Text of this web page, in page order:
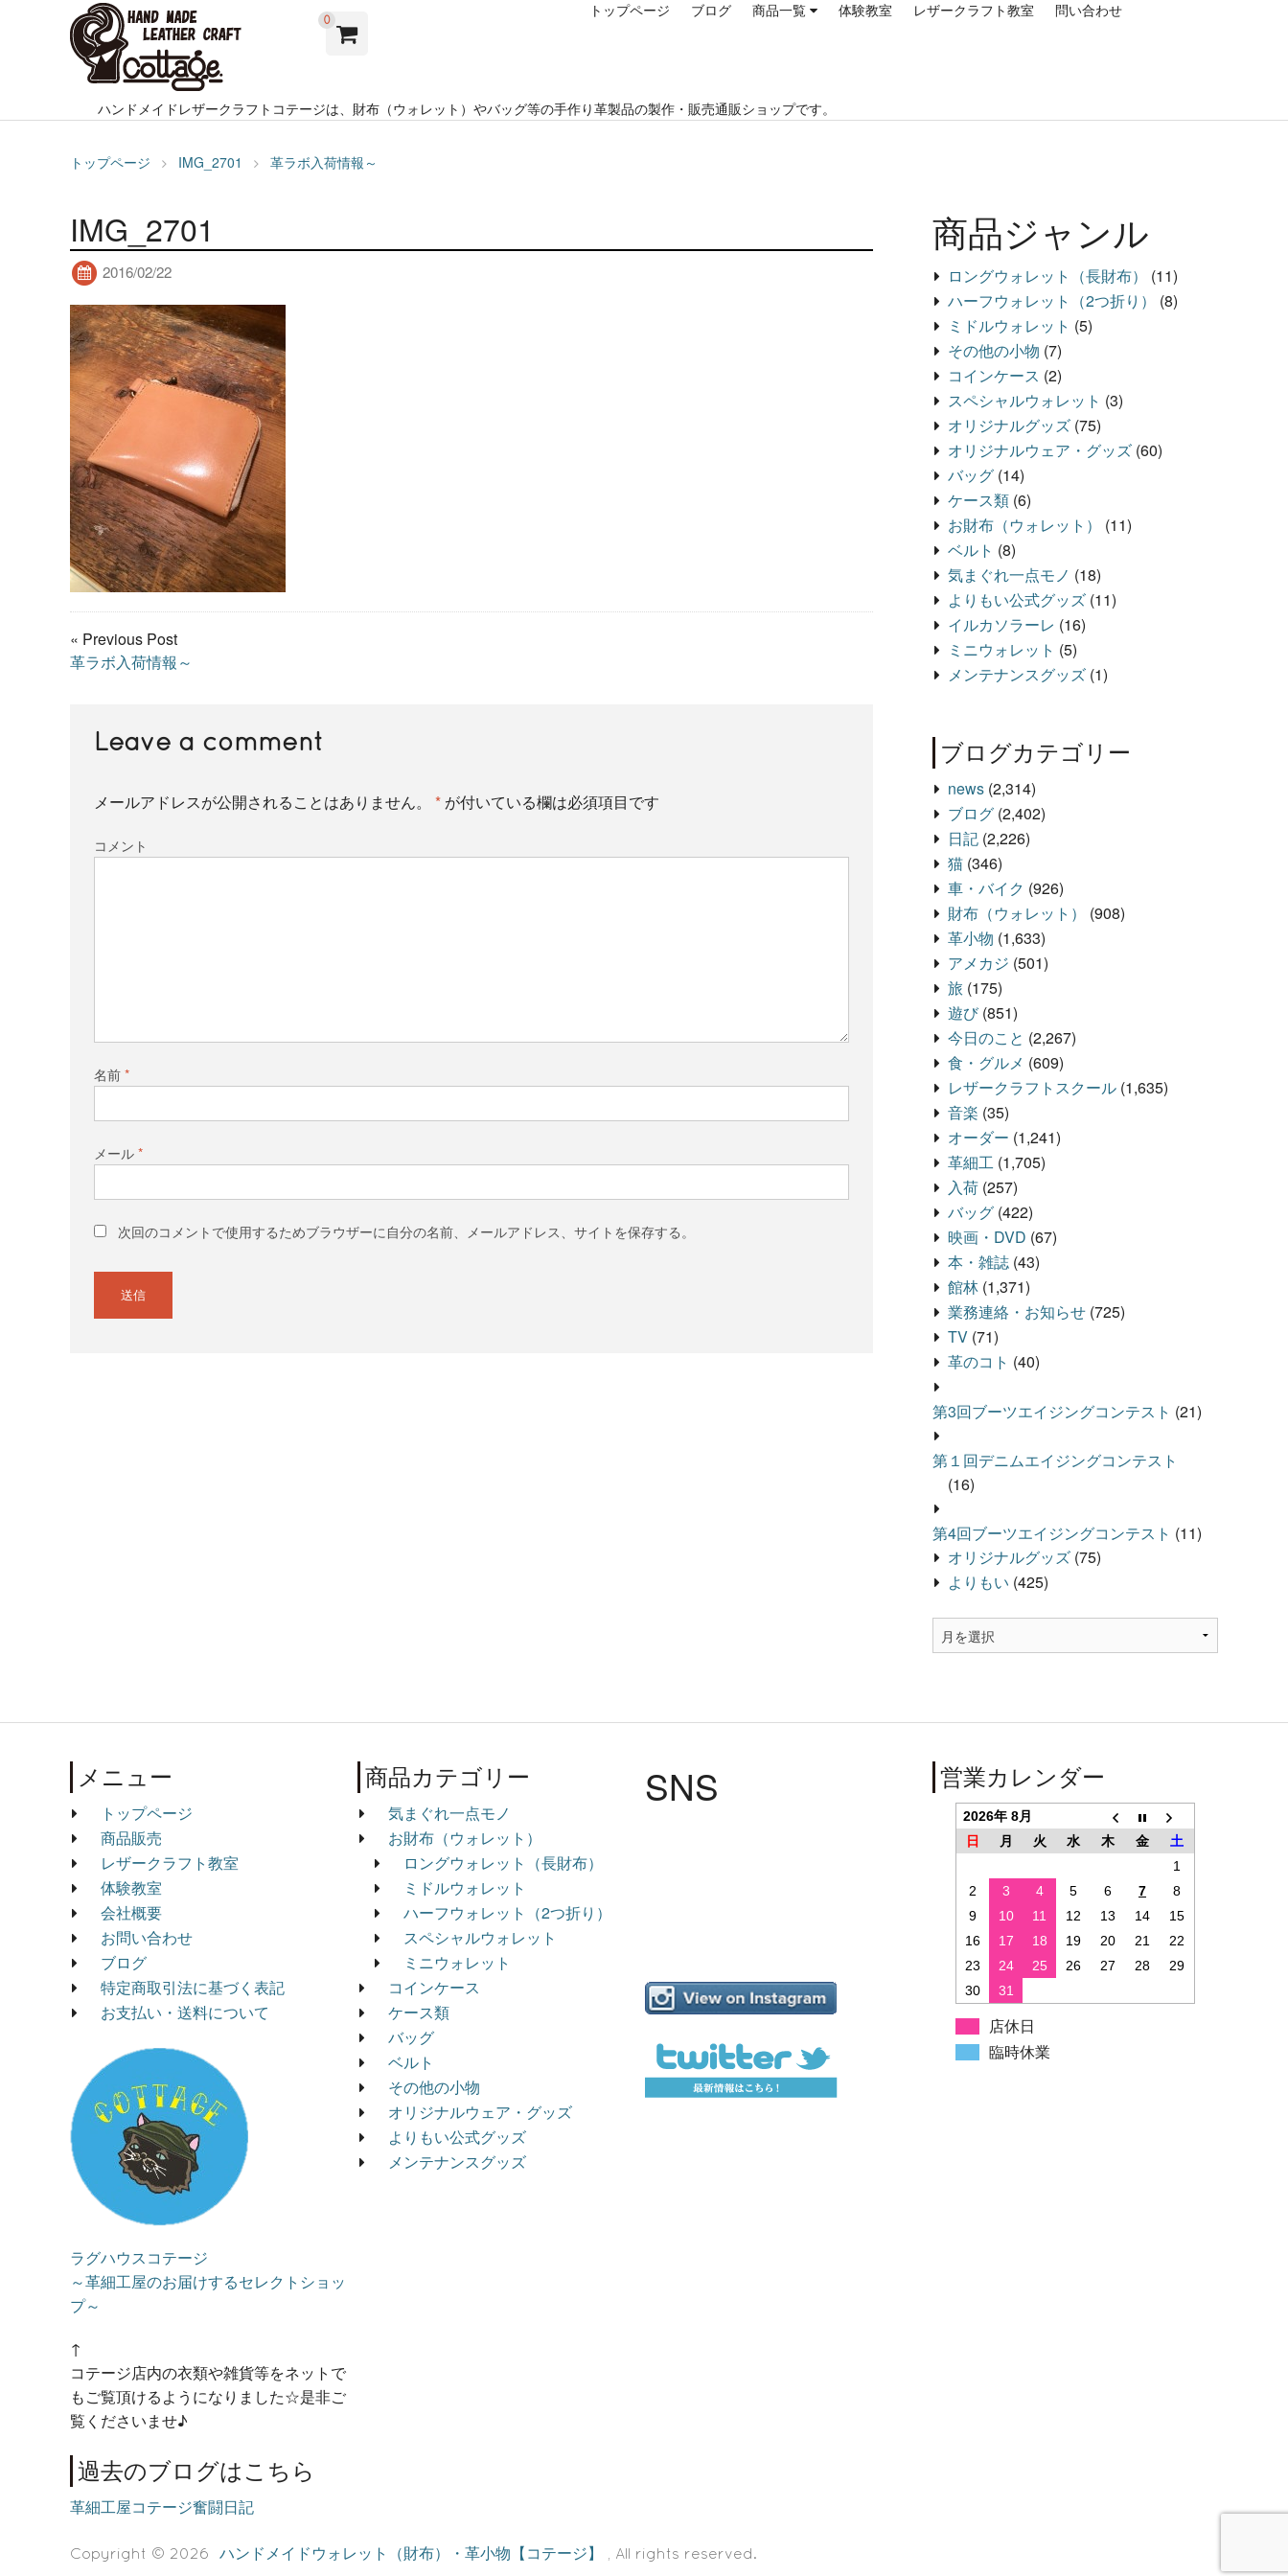
0
トップページ ブログ 商品一覧 体験教室 レザークラフト教室 問い合わせ
ハンドメイドレザークラフトコテージは、財布（ウォレット）やバッグ等の手作り革製品の製作・販売通販ショップです。
トップページ IMG_2701 革ラボ入荷情報～
IMG_2701
2016/02/22
« Previous Post
革ラボ入荷情報～
Leave a comment
メールアドレスが公開されることはありません。 * が付いている欄は必須項目です
コメント
名前*
メール*
次回のコメントで使用するためブラウザーに自分の名前、メールアドレス、サイトを保存する。
商品ジャンル
ロングウォレット（長財布）
(11)
ハーフウォレット（2つ折り）
(8)
ミドルウォレット (5)
その他の小物 (7)
コインケース (2)
スペシャルウォレット (3)
オリジナルグッズ (75)
オリジナルウェア・グッズ (60)
バッグ (14)
ケース類 (6)
お財布（ウォレット）
(11)
ベルト (8)
気まぐれ一点モノ (18)
よりもい公式グッズ (11)
イルカソラーレ (16)
ミニウォレット (5)
メンテナンスグッズ (1)
ブログカテゴリー
news (2,314)
ブログ (2,402)
日記 (2,226)
猫 (346)
車・バイク (926)
財布（ウォレット）
(908)
革小物 (1,633)
アメカジ (501)
旅 (175)
遊び(851)
今日のこと (2,267)
食・グルメ (609)
レザークラフトスクール (1,635)
音楽 (35)
オーダー (1,241)
革細工 (1,705)
入荷 (257)
バッグ (422)
映画・DVD (67)
本・雑誌 (43)
館林 (1,371)
業務連絡・お知らせ (725)
TV (71)
革のコト (40)
第3回ブーツエイジングコンテスト (21)
第１回デニムエイジングコンテスト
(16)
第4回ブーツエイジングコンテスト (11)
オリジナルグッズ (75)
よりもい (425)
メニュー
トップページ
商品販売
レザークラフト教室
体験教室
会社概要
お問い合わせ
ブログ
特定商取引法に基づく表記
お支払い・送料について
ラグハウスコテージ
～革細工屋のお届けするセレクトショッ
プ～
↑
コテージ店内の衣類や雑貨等をネットで
もご覧頂けるようになりました☆是非ご
覧くださいませ♪
過去のブログはこちら
革細工屋コテージ奮闘日記
商品カテゴリー
気まぐれ一点モノ
お財布（ウォレット）
ロングウォレット（長財布）
ミドルウォレット
ハーフウォレット（2つ折り）
スペシャルウォレット
ミニウォレット
コインケース
ケース類
バッグ
ベルト
その他の小物
オリジナルウェア・グッズ
よりもい公式グッズ
メンテナンスグッズ
SNS 営業カレンダー
2026年 8月
日
月 火 水 木 金
土
1
2
3 4 5 6 7
8
9
10 11 12 13 14
15
16
17 18 19 20 21
22
23
24 25 26 27 28
29
30
31
店休日
臨時休業
Copyright © 2026 ハンドメイドウォレット（財布）・革小物【コテージ】 , All rights reserved.